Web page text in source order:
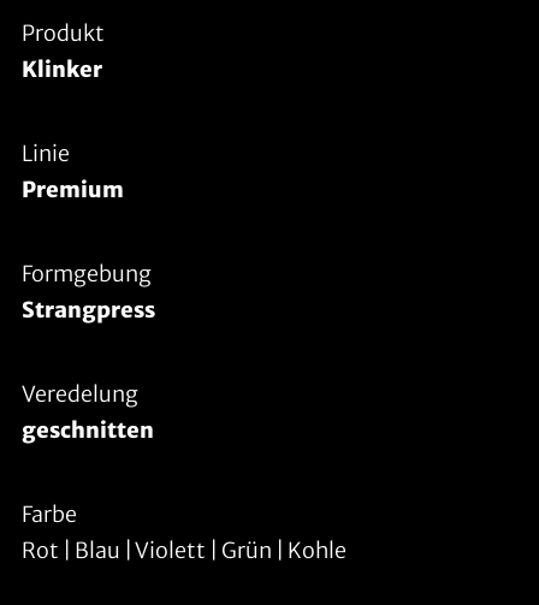
Produkt
Klinker
Linie
Premium
Formgebung
Strangpress
Veredelung
geschnitten
Farbe
Rot | Blau | Violett | Grün | Kohle